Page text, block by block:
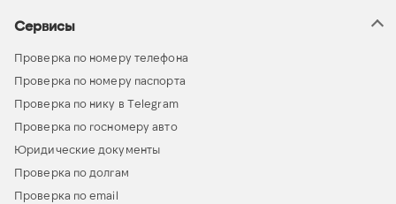
Сервисы
Проверка по номеру телефона
Проверка по номеру паспорта
Проверка по нику в Telegram
Проверка по госномеру авто
Юридические документы
Проверка по долгам
Проверка по email